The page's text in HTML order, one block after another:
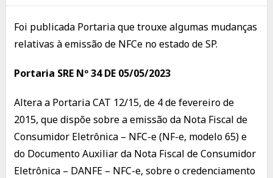
Foi publicada Portaria que trouxe algumas mudanças
relativas à emissão de NFCe no estado de SP.
Portaria SRE Nº 34 DE 05/05/2023
Altera a Portaria CAT 12/15, de 4 de fevereiro de
2015, que dispõe sobre a emissão da Nota Fiscal de
Consumidor Eletrônica – NFC-e (NF-e, modelo 65) e
do Documento Auxiliar da Nota Fiscal de Consumidor
Eletrônica – DANFE – NFC-e, sobre o credenciamento